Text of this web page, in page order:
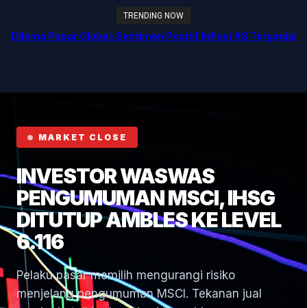
TRENDING NOW
Dilema Pasar Global: Sentimen Positif Inflasi AS Terganjal
MARKET CLOSE
INVESTOR WASWAS
PENGUMUMAN MSCI, IHSG
DITUTUP AMBLES KE LEVEL
6.116
Pelaku pasar memilih mengurangi risiko
menjelang pengumuman MSCI. Tekanan jual